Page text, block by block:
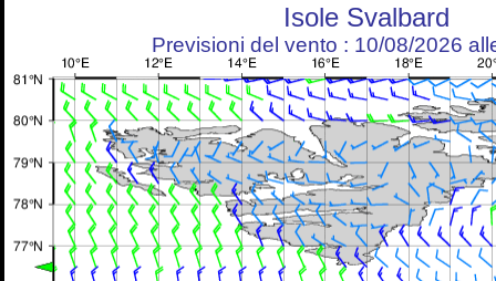
Isole Svalbard
Previsioni del vento : 10/08/2026